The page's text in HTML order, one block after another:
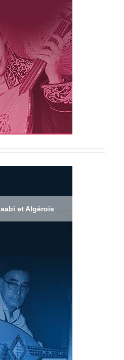
et Algérois